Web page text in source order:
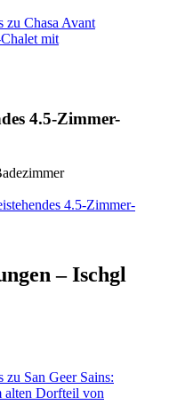
zu Chasa Avant
mit
4.5-Zimmer-
4.5-Zimmer-
– Ischgl
zu San Geer Sains:
alten Dorfteil von